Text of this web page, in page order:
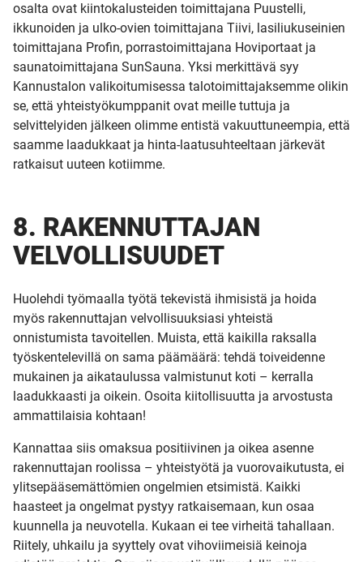
osalta ovat kiintokalusteiden toimittajana Puustelli,
ikkunoiden ja ulko-ovien toimittajana Tiivi, lasiliukuseinien
toimittajana Profin, porrastoimittajana Hoviportaat ja
saunatoimittajana SunSauna. Yksi merkittävä syy
Kannustalon valikoitumisessa talotoimittajaksemme olikin
se, että yhteistyökumppanit ovat meille tuttuja ja
selvittelyiden jälkeen olimme entistä vakuuttuneempia, että
saamme laadukkaat ja hinta-laatusuhteeltaan järkevät
ratkaisut uuteen kotiimme.
8. RAKENNUTTAJAN
VELVOLLISUUDET
Huolehdi työmaalla työtä tekevistä ihmisistä ja hoida
myös rakennuttajan velvollisuuksiasi yhteistä
onnistumista tavoitellen. Muista, että kaikilla raksalla
työskentelevillä on sama päämäärä: tehdä toiveidenne
mukainen ja aikataulussa valmistunut koti – kerralla
laadukkaasti ja oikein. Osoita kiitollisuutta ja arvostusta
ammattilaisia kohtaan!
Kannattaa siis omaksua positiivinen ja oikea asenne
rakennuttajan roolissa – yhteistyötä ja vuorovaikutusta, ei
ylitsepääsemättömien ongelmien etsimistä. Kaikki
haasteet ja ongelmat pystyy ratkaisemaan, kun osaa
kuunnella ja neuvotella. Kukaan ei tee virheitä tahallaan.
Riitely, uhkailu ja syyttely ovat vihoviimeisiä keinoja